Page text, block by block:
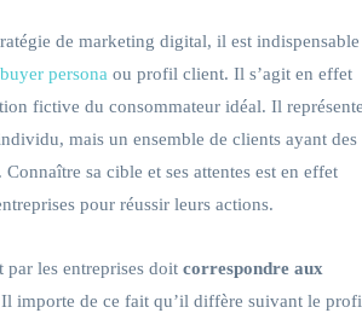
de marketing digital, il est indispensable
persona ou profil client. Il s’agit en effet
fictive du consommateur idéal. Il
mais un ensemble de clients ayant des
sa cible et ses attentes est en effet
pour réussir leurs actions.
les entreprises doit correspondre aux
importe de ce fait qu’il diffère suivant le